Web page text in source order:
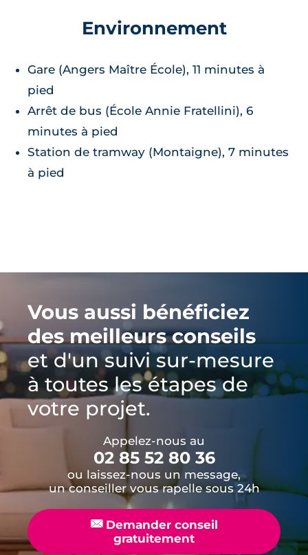
Environnement
Gare (Angers Maître École), 11 minutes à
pied
Arrêt de bus (École Annie Fratellini), 6
minutes à pied
Station de tramway (Montaigne), 7 minutes
à pied
Vous aussi bénéficiez
des meilleurs conseils
et d'un suivi sur-mesure
à toutes les étapes de
votre projet.
Appelez-nous au
02 85 52 80 36
ou laissez-nous un message,
un conseiller vous rapelle sous 24h
📧Demander conseil
gratuitement